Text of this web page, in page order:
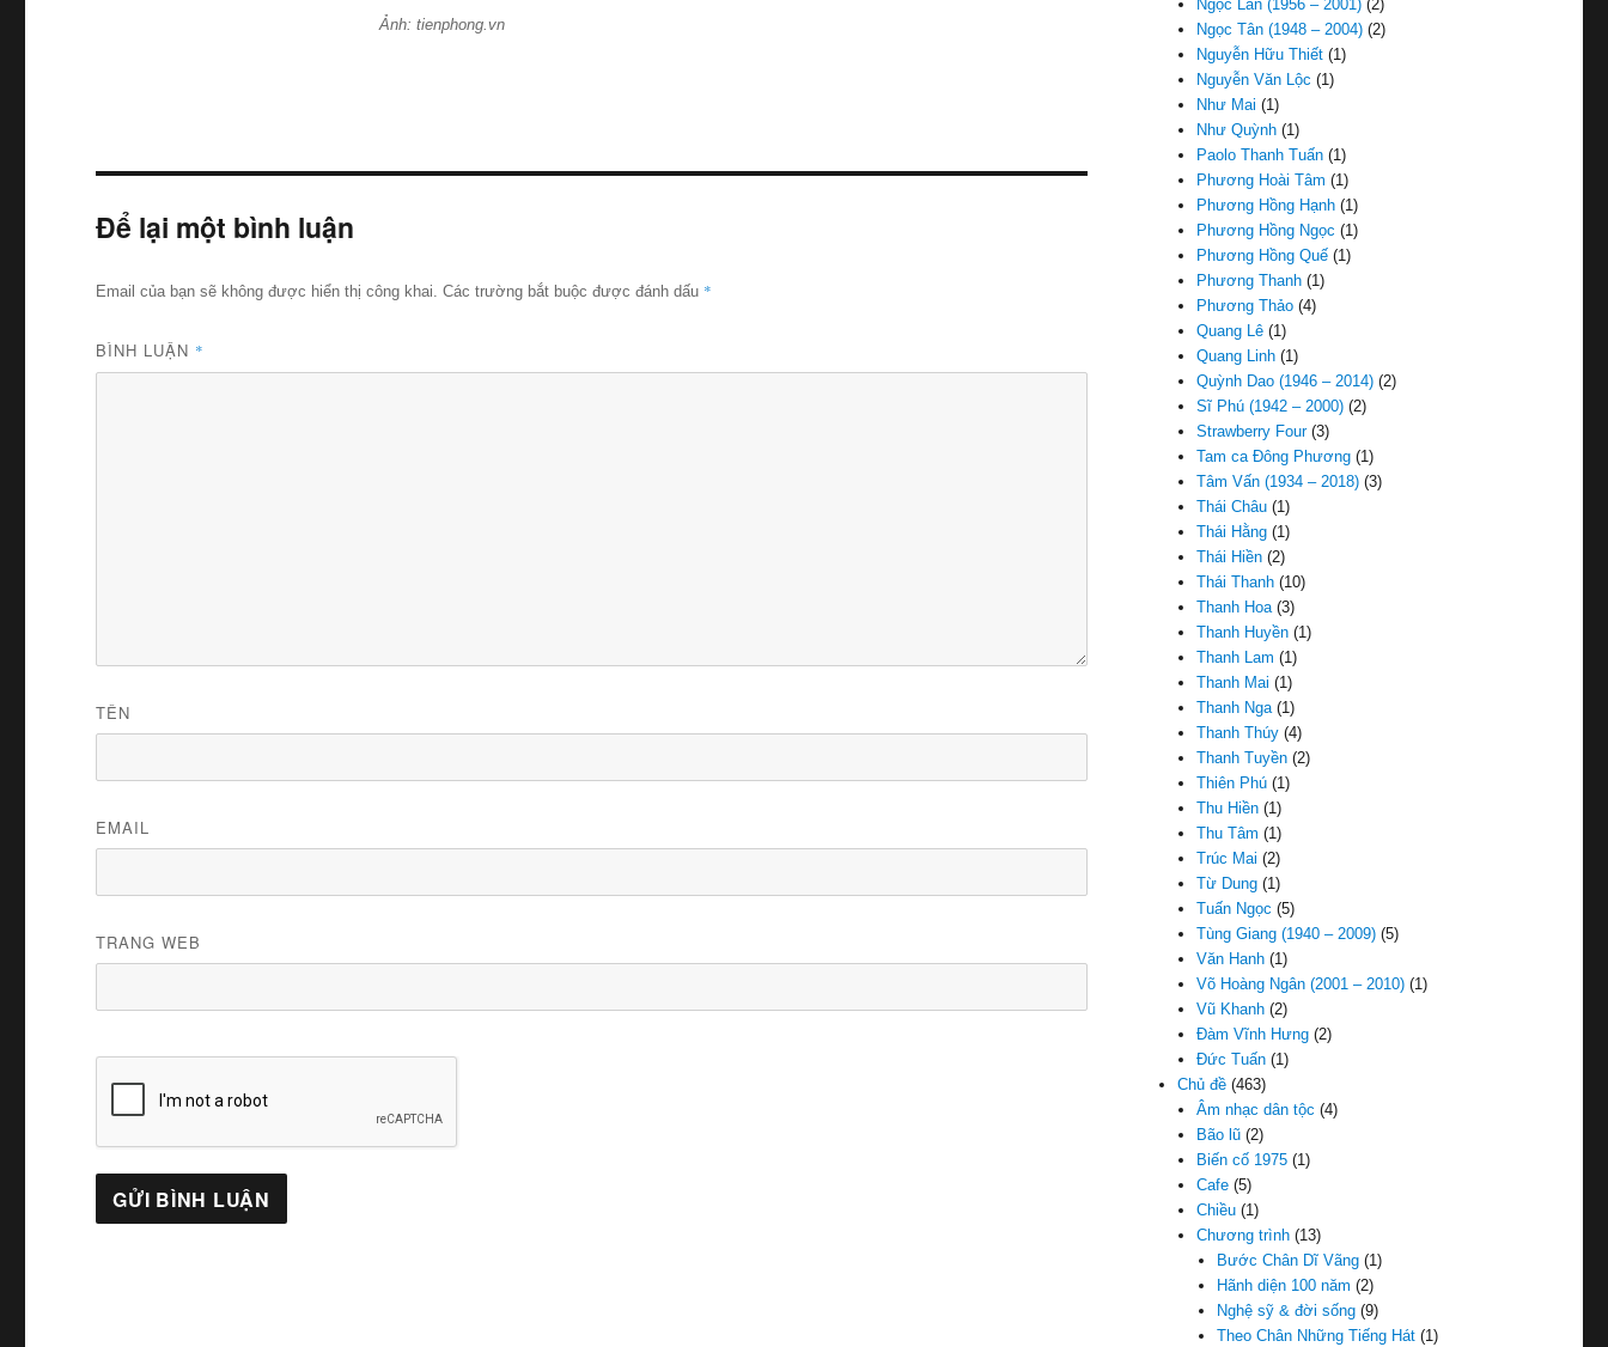
Ảnh: tienphong.vn
Để lại một bình luận
Email của bạn sẽ không được hiển thị công khai. Các trường bắt buộc được đánh dấu *
BÌNH LUẬN *
TÊN
EMAIL
TRANG WEB
Ngọc Lan (1956 – 2001) (2)
Ngọc Tân (1948 – 2004) (2)
Nguyễn Hữu Thiết (1)
Nguyễn Văn Lộc (1)
Như Mai (1)
Như Quỳnh (1)
Paolo Thanh Tuấn (1)
Phương Hoài Tâm (1)
Phương Hồng Hạnh (1)
Phương Hồng Ngọc (1)
Phương Hồng Quế (1)
Phương Thanh (1)
Phương Thảo (4)
Quang Lê (1)
Quang Linh (1)
Quỳnh Dao (1946 – 2014) (2)
Sĩ Phú (1942 – 2000) (2)
Strawberry Four(3)
Tam ca Đông Phương (1)
Tâm Vấn (1934 – 2018) (3)
Thái Châu (1)
Thái Hằng (1)
Thái Hiền (2)
Thái Thanh (10)
Thanh Hoa(3)
Thanh Huyền (1)
Thanh Lam (1)
Thanh Mai (1)
Thanh Nga(1)
Thanh Thúy (4)
Thanh Tuyền (2)
Thiên Phú (1)
Thu Hiền (1)
Thu Tâm (1)
Trúc Mai (2)
Từ Dung (1)
Tuấn Ngọc (5)
Tùng Giang (1940 – 2009) (5)
Văn Hanh (1)
Võ Hoàng Ngân (2001 – 2010) (1)
Vũ Khanh (2)
Đàm Vĩnh Hưng (2)
Đức Tuấn (1)
Chủ đề (463)
Âm nhạc dân tộc (4)
Bão lũ (2)
Biến cố 1975 (1)
Cafe (5)
Chiều (1)
Chương trình (13)
Bước Chân Dĩ Vãng(1)
Hãnh diện 100 năm (2)
Nghệ sỹ & đời sống(9)
Theo Chân Những Tiếng Hát(1)